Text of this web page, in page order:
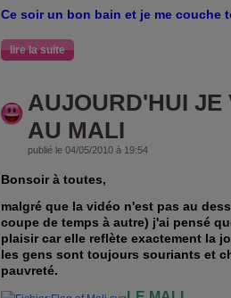
Ce soir un bon bain et je me couche
lire la suite
AUJOURD'HUI JE
AU MALI
publié le 04/05/2010 à 19:54
Bonsoir à toutes,
malgré que la vidéo n'est pas au
coupe de temps à autre) j'ai pensé
plaisir car elle reflète exactement la
les gens sont toujours souriants et
pauvreté.